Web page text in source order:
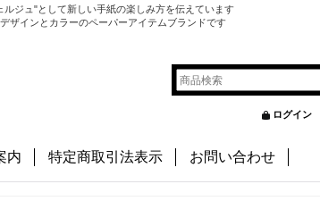
ジュ"として新しい手紙の楽しみ方を伝えています
ザインとカラーのペーパーアイテムブランドです
ログイン
内 特定商取引法表示 お問い合わせ